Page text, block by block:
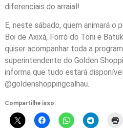
diferenciais do arraial!
E, neste sábado, quem animará o
Boi de Axixá, Forró do Toni e
quiser acompanhar toda a
superintendente do Golden
informa que tudo estará
@goldenshoppingcalhau.
Compartilhe isso: